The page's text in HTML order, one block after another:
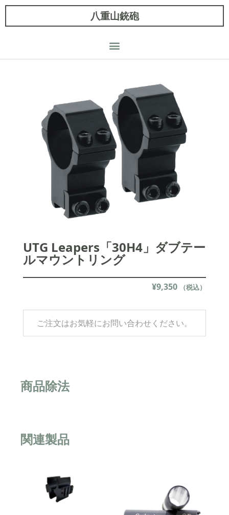
八重山銃砲
UTG Leapers「30H4」ダブテー
ルマウントリング
¥9,350 （税込）
ご注文はお気軽にお問い合わせください。
商品除法
関連製品